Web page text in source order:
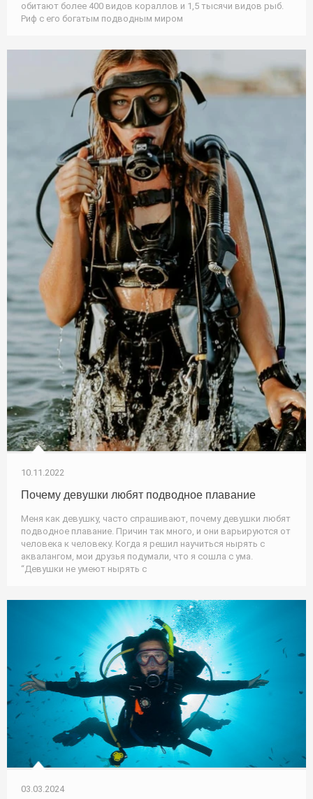
обитают более 400 видов кораллов и 1,5 тысячи видов рыб.
Риф с его богатым подводным миром
10.11.2022
Почему девушки любят подводное плавание
Меня как девушку, часто спрашивают, почему девушки любят
подводное плавание. Причин так много, и они варьируются от
человека к человеку. Когда я решил научиться нырять с
аквалангом, мои друзья подумали, что я сошла с ума.
“Девушки не умеют нырять с
03.03.2024